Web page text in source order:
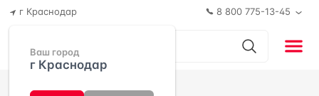
г Краснодар
Ваш город
г Краснодар
8 800 775-13-45